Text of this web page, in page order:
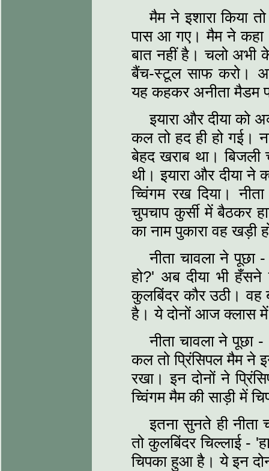
मैम ने इशारा किया
पास आ गए। मैम ने कहा
बात नहीं है। चलो अभी
बैंच-स्टूल साफ करो।
यह कहकर अनीता मैडम
इयारा और दीया को
कल तो हद ही हो गई।
बेहद खराब था।
थी। इयारा और दीया ने
च्विंगम रख दिया।
चुपचाप कुर्सी में बैठकर
का नाम पुकारा वह खड़ी
नीता चावला ने
हो?' अब दीया भी
कुलबिंदर कौर उठी।
है। ये दोनों आज क्लास में
नीता चावला ने पूछा
कल तो प्रिंसिपल मैम ने
रखा। इन दोनों ने
च्विंगम मैम की साड़ी में
इतना सुनते ही
तो कुलबिंदर चिल्लाई -
चिपका हुआ है। ये इन